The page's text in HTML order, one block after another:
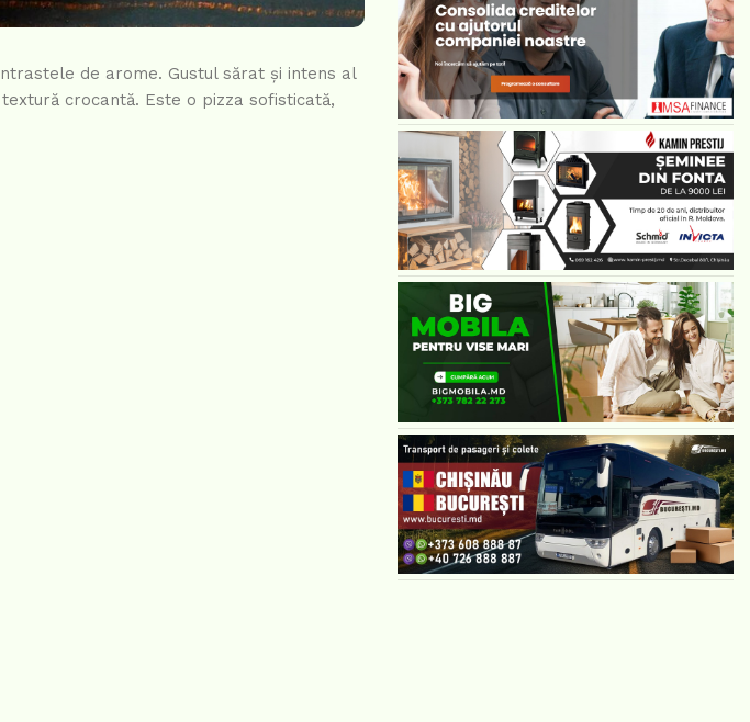
de arome. Gustul sărat și intens al
crocantă. Este o pizza sofisticată,